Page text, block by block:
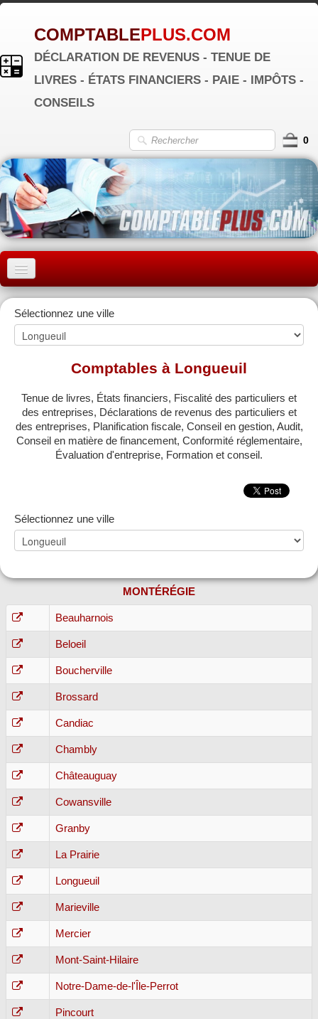
COMPTABLEPLUS.COM
DÉCLARATION DE REVENUS - TENUE DE
LIVRES - ÉTATS FINANCIERS - PAIE - IMPÔTS -
CONSEILS
0
ACCUEIL
MONTRÉAL
QUÉBEC
RÉGIONS ▼
ZONE COMPTABLE ▼
Sélectionnez une ville
Comptables à Longueuil
Tenue de livres, États financiers, Fiscalité des particuliers et
des entreprises, Déclarations de revenus des particuliers et
des entreprises, Planification fiscale, Conseil en gestion, Audit,
Conseil en matière de financement, Conformité réglementaire,
Évaluation d'entreprise, Formation et conseil.
Sélectionnez une ville
MONTÉRÉGIE
Beauharnois
Beloeil
Boucherville
Brossard
Candiac
Chambly
Châteauguay
Cowansville
Granby
La Prairie
Longueuil
Marieville
Mercier
Mont-Saint-Hilaire
Notre-Dame-de-l'Île-Perrot
Pincourt